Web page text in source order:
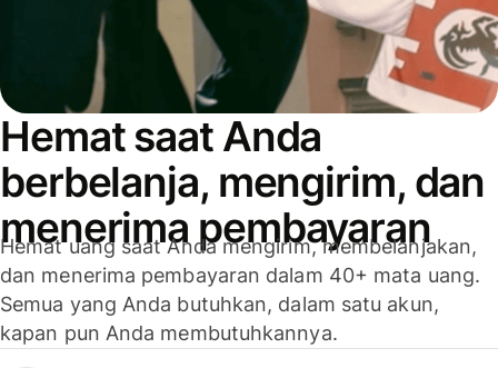
Hemat saat Anda
berbelanja, mengirim, dan
menerima pembayaran
Hemat uang saat Anda mengirim, membelanjakan,
dan menerima pembayaran dalam 40+ mata uang.
Semua yang Anda butuhkan, dalam satu akun,
kapan pun Anda membutuhkannya.